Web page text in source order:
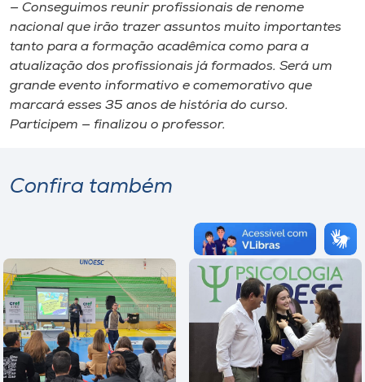
— Conseguimos reunir profissionais de renome
nacional que irão trazer assuntos muito importantes
tanto para a formação acadêmica como para a
atualização dos profissionais já formados. Será um
grande evento informativo e comemorativo que
marcará esses 35 anos de história do curso.
Participem — finalizou o professor.
Confira também